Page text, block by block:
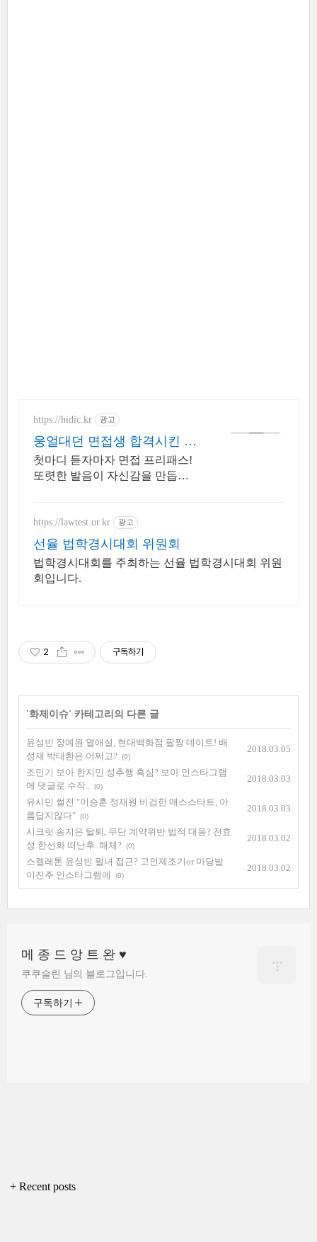
https://hidic.kr 광고
웅얼대던 면접생 합격시킨 템
면접 합격 필수템
첫마디 듣자마자 면접 프리패스!
또렷한 발음이 자신감을 만듭니
https://lawtest.or.kr 광고
선율 법학경시대회 위원회
법학경시대회를 주최하는 선율 법학경시대회 위원
회입니다.
2 구독하기
'화제이슈' 카테고리의 다른 글
윤성빈 장예원 열애설, 현대백화점 팔짱 데이트! 배
성재 박태환은 어쩌고?
(0)
2018.03.05
조민기 보아 한지민 성추행 흑심? 보아 인스타그램
에 댓글로 수작..
(0)
2018.03.03
유시민 썰전 "이승훈 정재원 비겁한 매스스타트, 아
름답지않다" (0)
2018.03.03
시크릿 송지은 탈퇴, 무단 계약위반 법적 대응? 전효
성 한선화 떠난후..해체?
(0)
2018.03.02
스켈레톤 윤성빈 펄녀 접근? 고인제조기or 마당발
이진주 인스타그램에
(0)
2018.03.02
메 종 드 앙 트 완 ♥
쿠쿠슬린 님의 블로그입니다.
구독하기
+ Recent posts